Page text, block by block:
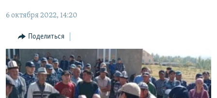
главной
навигации
Вернутся
поиску
ТАДЖИКИСТАН
ҚАЗАҚША
КЫРГЫЗЧА
ЎЗБЕКЧА
ТОҶИКӢ
TÜRKMENÇE
Все сайты РСЕ/РС
6 октября 2022, 14:20
Поделиться